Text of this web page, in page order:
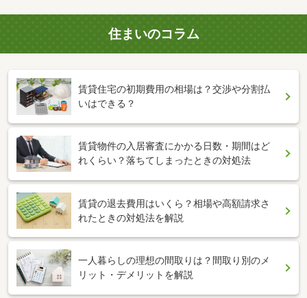
住まいのコラム
賃貸住宅の初期費用の相場は？交渉や分割払
いはできる？
賃貸物件の入居審査にかかる日数・期間はど
れくらい？落ちてしまったときの対処法
賃貸の退去費用はいくら？相場や高額請求さ
れたときの対処法を解説
一人暮らしの理想の間取りは？間取り別のメ
リット・デメリットを解説